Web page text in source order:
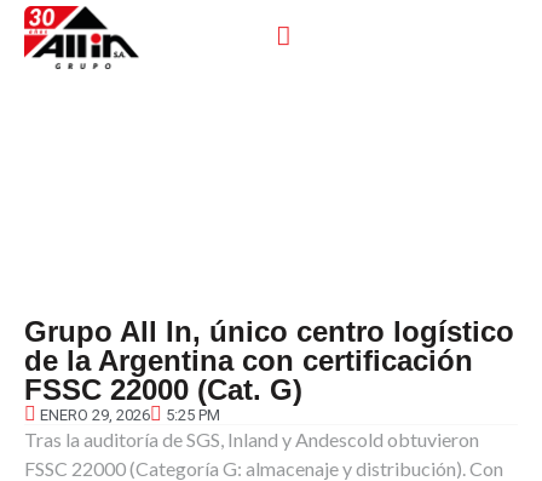
Grupo All In, único centro logístico
de la Argentina con certificación
FSSC 22000 (Cat. G)
ENERO 29, 2026 5:25 PM
Tras la auditoría de SGS, Inland y Andescold obtuvieron
FSSC 22000 (Categoría G: almacenaje y distribución). Con